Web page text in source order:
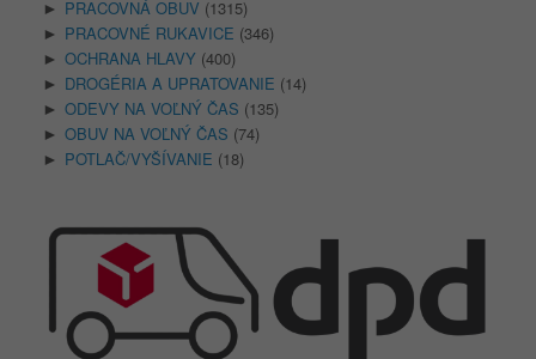
► PRACOVNÁ OBUV (1315)
► PRACOVNÉ RUKAVICE (346)
► OCHRANA HLAVY (400)
► DROGÉRIA A UPRATOVANIE (14)
► ODEVY NA VOĽNÝ ČAS (135)
► OBUV NA VOĽNÝ ČAS (74)
► POTLAČ/VYŠÍVANIE (18)